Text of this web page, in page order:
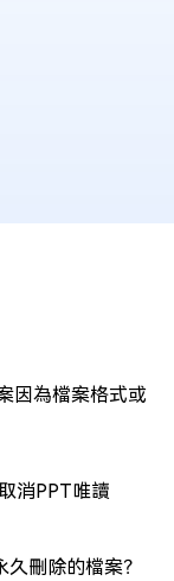
因為檔案格式或
消PPT唯讀
刪除的檔案？